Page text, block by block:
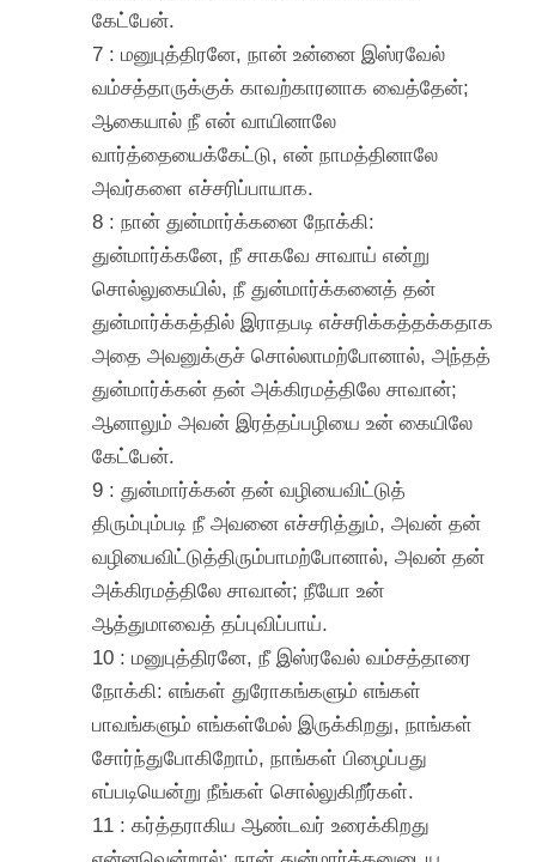
கேட்பேன்.
7 : மனுபுத்திரனே, நான் உன்னை இஸ்ரவேல்
வம்சத்தாருக்குக் காவற்காரனாக வைத்தேன்;
ஆகையால் நீ என் வாயினாலே
வார்த்தையைக்கேட்டு, என் நாமத்தினாலே
அவர்களை எச்சரிப்பாயாக.
8 : நான் துன்மார்க்கனை நோக்கி:
துன்மார்க்கனே, நீ சாகவே சாவாய் என்று
சொல்லுகையில், நீ துன்மார்க்கனைத் தன்
துன்மார்க்கத்தில் இராதபடி எச்சரிக்கத்தக்கதாக
அதை அவனுக்குச் சொல்லாமற்போனால், அந்தத்
துன்மார்க்கன் தன் அக்கிரமத்திலே சாவான்;
ஆனாலும் அவன் இரத்தப்பழியை உன் கையிலே
கேட்பேன்.
9 : துன்மார்க்கன் தன் வழியைவிட்டுத்
திரும்பும்படி நீ அவனை எச்சரித்தும், அவன் தன்
வழியைவிட்டுத்திரும்பாமற்போனால், அவன் தன்
அக்கிரமத்திலே சாவான்; நீயோ உன்
ஆத்துமாவைத் தப்புவிப்பாய்.
10 : மனுபுத்திரனே, நீ இஸ்ரவேல் வம்சத்தாரை
நோக்கி: எங்கள் துரோகங்களும் எங்கள்
பாவங்களும் எங்கள்மேல் இருக்கிறது, நாங்கள்
சோர்ந்துபோகிறோம், நாங்கள் பிழைப்பது
எப்படியென்று நீங்கள் சொல்லுகிறீர்கள்.
11 : கர்த்தராகிய ஆண்டவர் உரைக்கிறது